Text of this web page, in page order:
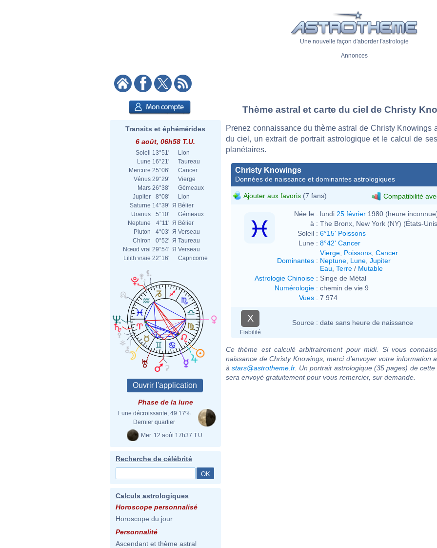
Une nouvelle façon d'aborder l'astrologie
Annonces
Transits et éphémérides
6 août, 06h58 T.U.
Soleil 13°51'
Lion
Lune 16°21'
Taureau
Mercure 25°06'
Cancer
Vénus 29°29'
Vierge
Mars 26°38'
Gémeaux
Jupiter
8°08'
Lion
Saturne 14°39' Я Bélier
Uranus
5°10'
Gémeaux
Neptune
4°11' Я Bélier
Pluton
4°03' Я Verseau
Chiron
0°52' Я Taureau
Nœud vrai 29°54' Я Verseau
Lilith vraie 22°16' Capricorne
Phase de la lune
Lune décroissante, 49.17%
Dernier quartier
Mer. 12 août 17h37 T.U.
Recherche de célébrité
Calculs astrologiques
Horoscope personnalisé
Horoscope du jour
Personnalité
Ascendant et thème astral
Thème astral et carte du ciel de Christy
Prenez connaissance du thème astral de Christy Knowings
du ciel, un extrait de portrait astrologique et le calcul de
planétaires.
Christy Knowings
Données de naissance et dominantes astrologiques
Ajouter aux favoris (7 fans) Compatibilité
Née le : lundi 25 février 1980 (heure
à : The Bronx, New York (NY) (États-
Soleil : 6°15' Poissons
Lune : 8°42' Cancer
Dominantes :
Vierge Poissons Cancer
Neptune Lune Jupiter
Eau Terre / Mutable
Astrologie Chinoise : Singe de Métal
Numérologie : chemin de vie 9
Vues : 7 974
X
Fiabilité
Source : date sans heure de naissance
Ce thème est calculé arbitrairement pour midi. Si vous
naissance de Christy Knowings, merci d'envoyer votre information
àstars@astrotheme.fr. Un portrait astrologique (35 pages) de
sera envoyé gratuitement pour vous remercier, sur demande.